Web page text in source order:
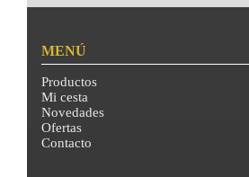
MENÚ
Productos
Mi cesta
Novedades
Ofertas
Contacto